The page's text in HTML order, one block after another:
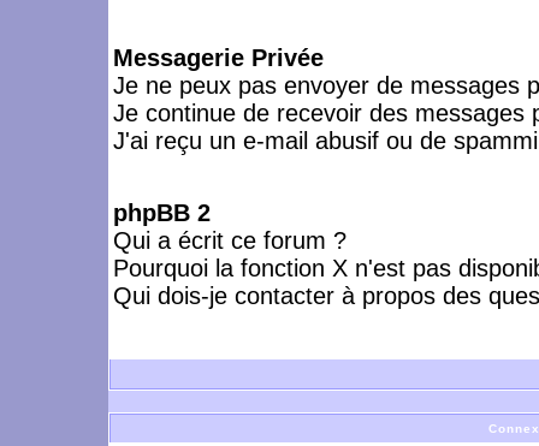
Messagerie Privée
Je ne peux pas envoyer de messages
Je continue de recevoir des messages
J'ai reçu un e-mail abusif ou de
phpBB 2
Qui a écrit ce forum ?
Pourquoi la fonction X n'est pas
Qui dois-je contacter à propos des